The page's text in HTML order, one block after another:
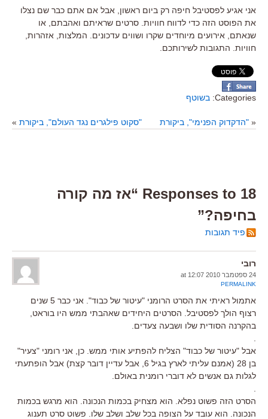
אני אגיע לפסטיבל חיפה רק ביום ראשון, אבל אם אתם כבר שם נצלו
את הפוסט הזה כדי לדווח חוויות. סרטים שראיתם ואהבתם, או
שנאתם, אירועים מיוחדים שקרו ושווים עדכונים. המלצות, אזהרות,
חוויות. התגובות לשירותכם.
Categories: בשוטף
« "הדקדוק הפנימי", ביקורת "סקוט פילגרים נגד העולם", ביקורת »
18 Responses to “אז מה קורה
בחיפה?”
פיד תגובות
רובי
24 ספטמבר 2010 at 12:07
PERMALINK
אתמול ראיתי את הסרט הרומני "עיטור של כבוד". אני כבר 5 שנים
רצוף הולך לפסטיבל. הסרטים היחידים שאהבתי ממש היו בוראט,
בהקרנה הסודית שלו ושבעה צעדים.
אבל "עיטור של כבוד" הצליח להפתיע אותי ממש. כן, אני רומני "צעיר"
בן 28 (אמנם עליתי לארץ בגיל 6, אבל עדיין דובר קצת) אבל הופתעתי
לגלות גם אנשים לא דוברי רומנית באולם.
הסרט הזה פשוט נפלא. הוא מצחיק בכמות הנכונה. הוא מרגש בכמות
הנכונה. הוא עובד על הצופה בכל שלב ושלב שלו. פשוט סרט תענוג